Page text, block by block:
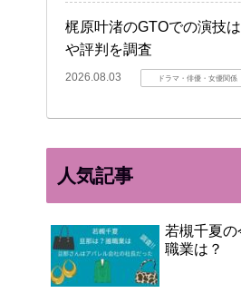
梶原叶渚のGTOでの演技
や評判を調査
2026.08.03 ドラマ・俳優・女優関係
人気記事
若槻千夏
職業は？